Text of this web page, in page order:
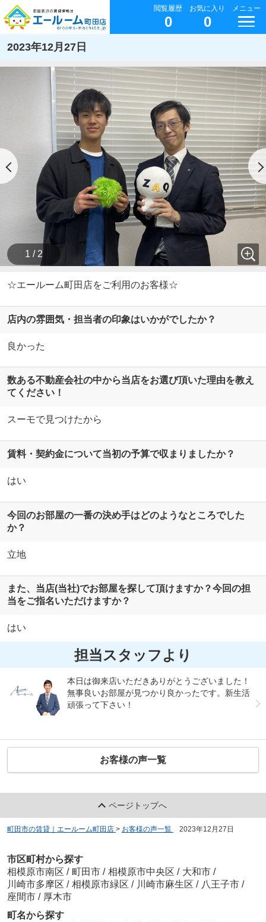
閲覧履歴
0
お気に入り
0
メニュー
2023年12月27日
1 / 2
☆エールーム町田店をご利用のお客様☆
店内の雰囲気・担当者の印象はいかがでしたか？
良かった
数ある不動産会社の中から当店をお選び頂いた理由を教え
てください！
スーモで見つけたから
賃料・契約金について当初の予算で収まりましたか？
はい
今回のお部屋の一番の決め手はどのようなところでした
か？
立地
また、当店(当社)でお部屋を探して頂けますか？今回の担
当をご指名いただけますか？
はい
担当スタッフより
本日は御来店いただきありがとうございました！
無事良いお部屋が見つかり良かったです。新生活
頑張って下さい！
お客様の声一覧
ページトップへ
町田市の賃貸｜エールーム町田店 > お客様の声一覧 2023年12月27日
市区町村から探す
相模原市南区 / 町田市 / 相模原市中央区 / 大和市 /
川崎市多摩区 / 相模原市緑区 / 川崎市麻生区 / 八王子市 /
座間市 / 厚木市
町名から探す